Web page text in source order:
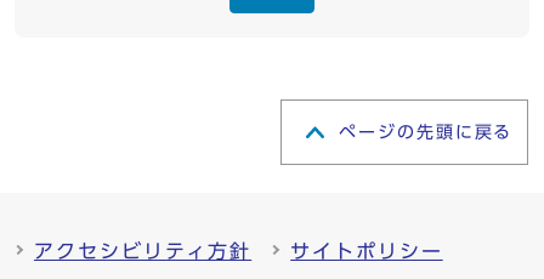
ページの先頭に戻る
アクセシビリティ方針 サイトポリシー